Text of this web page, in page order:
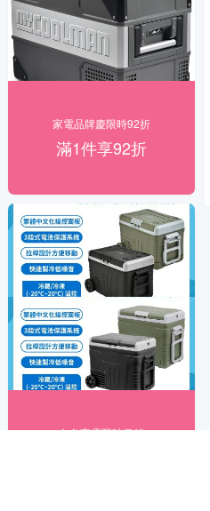
家電品牌慶限時92折
滿1件享92折
白色家電限時促銷